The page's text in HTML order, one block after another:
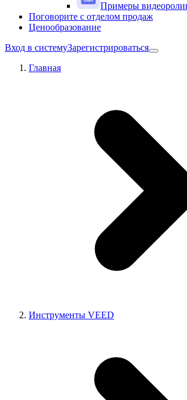
Примеры
Поговорите с отделом продаж
Ценообразование
Вход в системуЗарегистрироваться
Главная
Инструменты VEED